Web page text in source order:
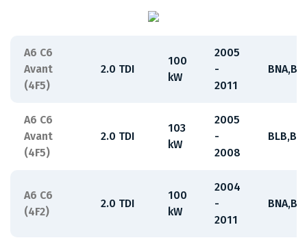
A6 C6
Avant
(4F5)
2.0 TDI
100
kW
2005
-
2011
A6 C6
Avant
(4F5)
2.0 TDI
103
kW
2005
-
2008
A6 C6
(4F2)
2.0 TDI
100
kW
2004
-
2011